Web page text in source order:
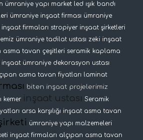
ümraniye yapı market led ışık bandı
ümraniye inşaat firması ümraniye
firmaları stropiyer inşaat şirketleri
ümraniye tadilat ustası zeki inşaat
asma tavan çeşitleri seramik kaplama
inşaat ümraniye dekorasyon ustası
asma tavan fiyatları laminat
biten inşaat projelerimiz
kemer inşaat ustası Seramik
arsa karşılığı inşaat asma tavan
ümraniye yapı malzemeleri
inşaat firmaları alçıpan asma tavan